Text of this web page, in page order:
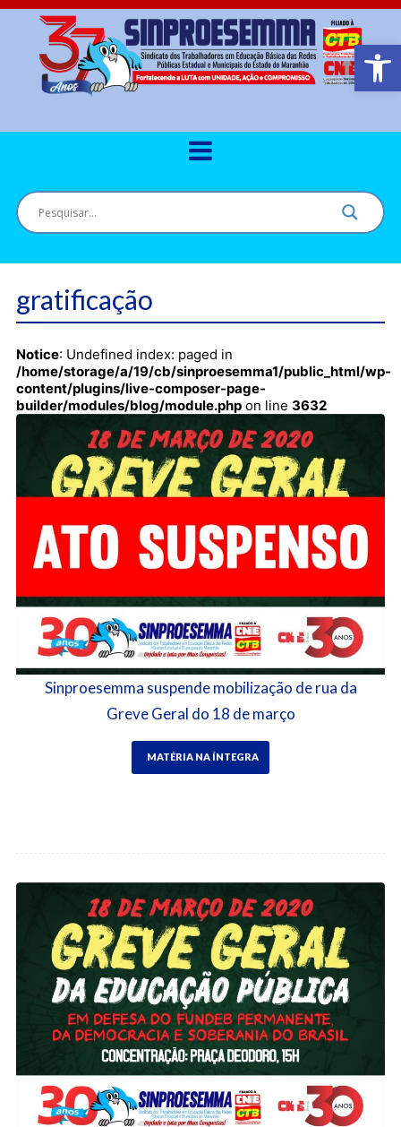
Barra de
gratificação
Notice: Undefined index: paged in
/home/storage/a/19/cb/sinproesemma1/public_html/wp-
content/plugins/live-composer-page-
builder/modules/blog/module.phpon line 3632
Sinproesemma suspende mobilização de rua da
Greve Geral do 18 de março
MATÉRIA NA ÍNTEGRA